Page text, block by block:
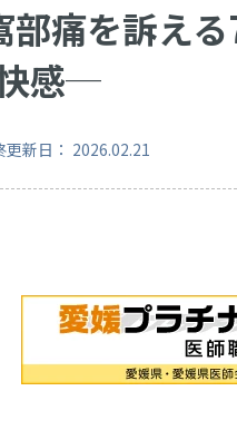
部痛を訴え
感─
新日： 2026.02.21